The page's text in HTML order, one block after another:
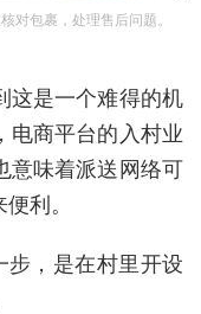
对包裹，处理售后问题。
这是一个难得的机
电商平台的入村业
意味着派送网络可
利。
步，是在村里开设